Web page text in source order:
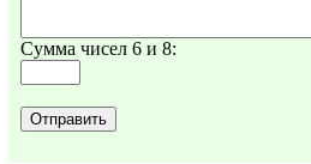
Сумма чисел 6 и 8: